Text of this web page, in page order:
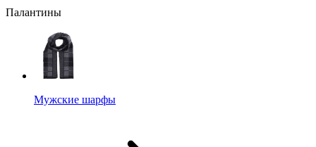
Палантины
Мужские шарфы